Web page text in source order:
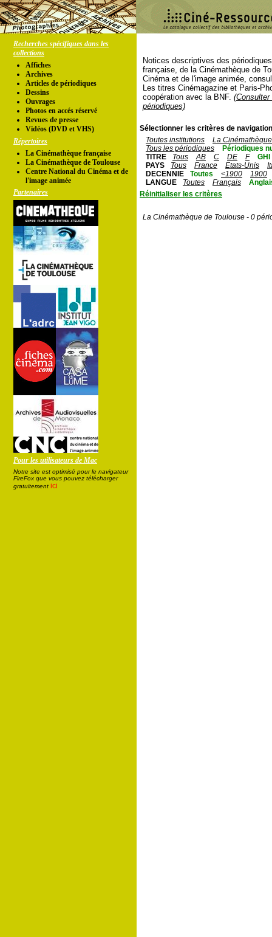
Recherches spécifiques dans les
collections
Affiches
Archives
Articles de périodiques
Dessins
Ouvrages
Photos en accés réservé
Revues de presse
Vidéos (DVD et VHS)
Répertoires
La Cinémathèque française
La Cinémathèque de Toulouse
Centre National du Cinéma et de
l'image animée
Partenaires
Pour les utilisateurs de Mac
Notre site est optimisé pour le navigateur
FireFox que vous pouvez télécharger
gratuitement ici
Notices descriptives des
française, de la Cinémathèque de
Cinéma et de l'image animée,
Les titres Cinémagazine et Paris-
coopération avec la BNF.
périodiques)
Sélectionner les critères de
Toutes institutions
La
Tous les périodiques
Périodiques
TITRE
Tous AB C DE F
GHI
PAYS
Tous France Etats-Unis
DECENNIE
Toutes <1900
1900
LANGUE
Toutes Français
Réinitialiser les critères
La Cinémathèque de Toulouse - 0